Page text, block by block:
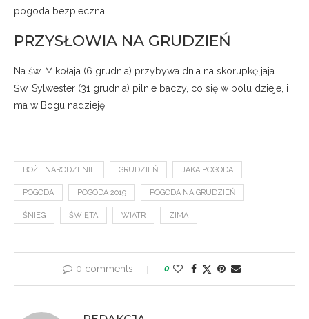
pogoda bezpieczna.
PRZYSŁOWIA NA GRUDZIEŃ
Na św. Mikołaja (6 grudnia) przybywa dnia na skorupkę jaja.
Św. Sylwester (31 grudnia) pilnie baczy, co się w polu dzieje, i
ma w Bogu nadzieję.
BOŻE NARODZENIE GRUDZIEŃ JAKA POGODA
POGODA POGODA 2019 POGODA NA GRUDZIEŃ
ŚNIEG ŚWIĘTA WIATR ZIMA
0 comments 0